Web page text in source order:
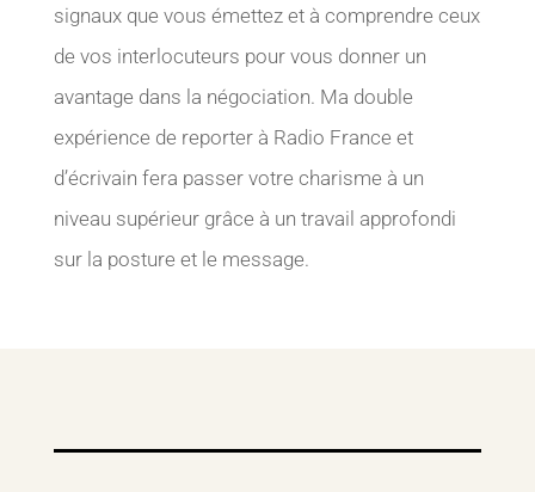
signaux que vous émettez et à comprendre ceux
de vos interlocuteurs pour vous donner un
avantage dans la négociation. Ma double
expérience de reporter à Radio France et
d’écrivain fera passer votre charisme à un
niveau supérieur grâce à un travail approfondi
sur la posture et le message.